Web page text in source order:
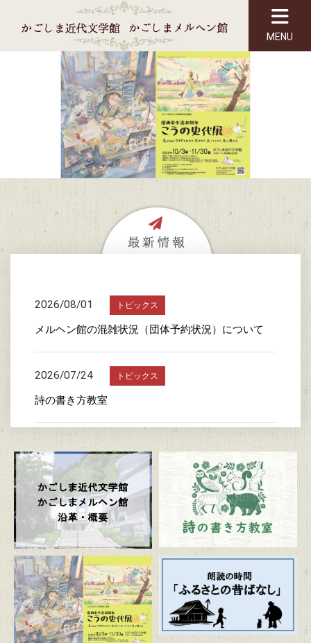
MENU
2026/08/01 トピックス
メルヘン館の混雑状況（団体予約状況）について
2026/07/24 トピックス
詩の書き方教室
2026/07/23
かごしま近代文学館特別企画展 「漫画家生活30周
年 こうの史代展 鳥がとび、ウサギもはねて、花
ゆれて、走ってこけて、長い道のり～かごしまスペ
シャルエディション～」
2026/07/20 トピックス
朗読の時間「ふるさとの昔ばなし」
2026/07/19 トピックス